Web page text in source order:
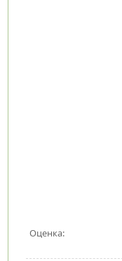
Оценка: